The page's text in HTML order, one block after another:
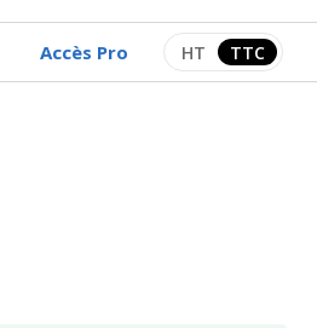
Accès Pro Afficher les
HT TTC